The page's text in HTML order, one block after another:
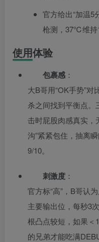
官方给出“加温5
枪测，37℃维持
使用体验
包裹感 ：
大B哥用“OK手势”
杀之间找到平衡点。
击时屁股肉感真实，
沟”紧紧包住，抽离
9/10。
刺激度 ：
官方标“高”，B哥认
主要输出位，每秒3
根凸点较短，如果＜
的兄弟才能吃满